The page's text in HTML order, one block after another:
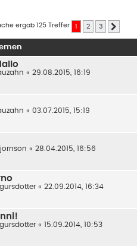
ergab 125 Treffer 2 3
« 29.08.2015, 16:19
« 03.07.2015, 15:19
« 28.04.2015, 16:56
« 22.09.2014, 16:34
«
15.09.2014, 10:53